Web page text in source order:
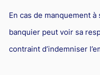
En cas de manquement
banquier peut voir sa
contraint d’indemniser